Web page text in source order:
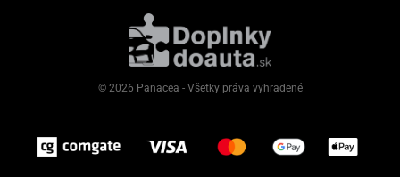
© 2026 Panacea - Všetky práva vyhradené